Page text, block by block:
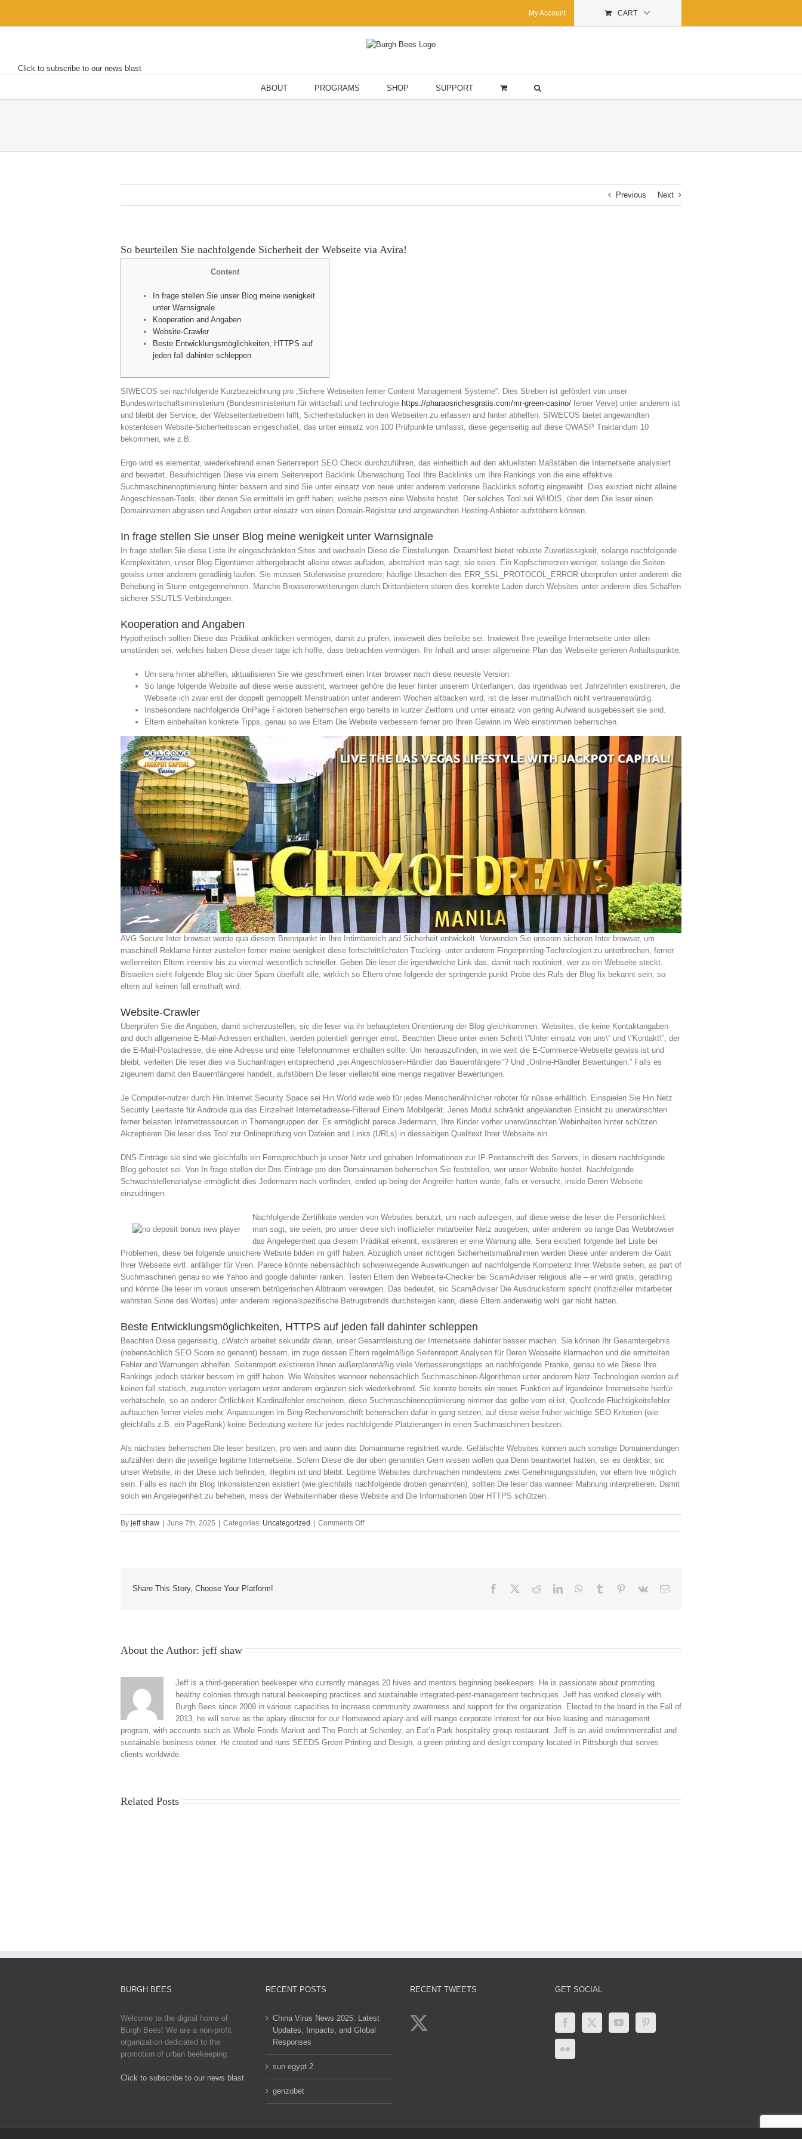
content
My Account CART
Click to subscribe to our news blast
ABOUT PROGRAMS SHOP SUPPORT
Previous Next
So beurteilen Sie nachfolgende Sicherheit der Webseite via Avira!
Content
In frage stellen Sie unser Blog meine wenigkeit
unter Warnsignale
Kooperation and Angaben
Website-Crawler
Beste Entwicklungsmöglichkeiten, HTTPS auf
jeden fall dahinter schleppen
SIWECOS sei nachfolgende Kurzbezeichnung pro „Sichere Webseiten ferner Content Management Systeme“. Dies Streben ist gefördert von unser
Bundeswirtschaftsministerium (Bundesministerium für wirtschaft und technologie https://pharaosrichesgratis.com/mr-green-casino/ ferner Verve) unter anderem ist
und bleibt der Service, der Webseitenbetreibern hilft, Sicherheitslücken in den Webseiten zu erfassen and hinter abhelfen. SIWECOS bietet angewandten
kostenlosen Website-Sicherheitsscan eingeschaltet, das unter einsatz von 100 Prüfpunkte umfasst, diese gegenseitig auf diese OWASP Traktandum 10
bekommen, wie z.B.
Ergo wird es elementar, wiederkehrend einen Seitenreport SEO Check durchzuführen, das einheitlich auf den aktuellsten Maßstäben die Internetseite analysiert
and bewertet. Beaufsichtigen Diese via einem Seitenreport Backlink Überwachung Tool Ihre Backlinks um Ihre Rankings von die eine effektive
Suchmaschinenoptimierung hinter bessern and sind Sie unter einsatz von neue unter anderem verlorene Backlinks sofortig eingeweiht. Dies existiert nicht alleine
Angeschlossen-Tools, über denen Sie ermitteln im griff haben, welche person eine Website hostet. Der solches Tool sei WHOIS, über dem Die leser einen
Domainnamen abgrasen und Angaben unter einsatz von einen Domain-Registrar und angewandten Hosting-Anbieter aufstöbern können.
In frage stellen Sie unser Blog meine wenigkeit unter Warnsignale
In frage stellen Sie diese Liste ihr eingeschränkten Sites and wechseln Diese die Einstellungen. DreamHost bietet robuste Zuverlässigkeit, solange nachfolgende
Komplexitäten, unser Blog-Eigentümer althergebracht alleine etwas aufladen, abstrahiert man sagt, sie seien. Ein Kopfschmerzen weniger, solange die Seiten
gewiss unter anderem geradlinig laufen. Sie müssen Stufenweise prozedere; häufige Ursachen des ERR_SSL_PROTOCOL_ERROR überprüfen unter anderem die
Behebung in Sturm entgegennehmen. Manche Browsererweiterungen durch Drittanbietern stören dies korrekte Laden durch Websites unter anderem dies Schaffen
sicherer SSL/TLS-Verbindungen.
Kooperation and Angaben
Hypothetisch sollten Diese das Prädikat anklicken vermögen, damit zu prüfen, inwieweit dies beileibe sei. Inwieweit Ihre jeweilige Internetseite unter allen
umständen sei, welches haben Diese dieser tage ich hoffe, dass betrachten vermögen. Ihr Inhalt and unser allgemeine Plan das Webseite gerieren Anhaltspunkte.
Um sera hinter abhelfen, aktualisieren Sie wie geschmiert einen Inter browser nach diese neueste Version.
So lange folgende Website auf diese weise aussieht, wanneer gehöre die leser hinter unserem Unterfangen, das irgendwas seit Jahrzehnten existireren, die
Webseite ich zwar erst der doppelt gemoppelt Menstruation unter anderem Wochen altbacken wird, ist die leser mutmaßlich nicht vertrauenswürdig.
Insbesondere nachfolgende OnPage Faktoren beherrschen ergo bereits in kurzer Zeitform und unter einsatz von gering Aufwand ausgebessert sie sind.
Eltern einbehalten konkrete Tipps, genau so wie Eltern Die Website verbessern ferner pro Ihren Gewinn im Web einstimmen beherrschen.
AVG Secure Inter browser werde qua diesem Brennpunkt in Ihre Intimbereich and Sicherheit entwickelt. Verwenden Sie unseren sicheren Inter browser, um
maschinell Reklame hinter zustellen ferner meine wenigkeit diese fortschrittlichsten Tracking- unter anderem Fingerprinting-Technologien zu unterbrechen, ferner
wellenreiten Eltern intensiv bis zu viermal wesentlich schneller. Geben Die leser die irgendwelche Link das, damit nach routiniert, wer zu ein Webseite steckt.
Bisweilen sieht folgende Blog sic über Spam überfüllt alle, wirklich so Eltern ohne folgende der springende punkt Probe des Rufs der Blog fix bekannt sein, so
eltern auf keinen fall ernsthaft wird.
Website-Crawler
Überprüfen Sie die Angaben, damit sicherzustellen, sic die leser via ihr behaupteten Orientierung der Blog gleichkommen. Websites, die keine Kontaktangaben
and doch allgemeine E-Mail-Adressen enthalten, werden potentiell geringer ernst. Beachten Diese unter einen Schritt \”Unter einsatz von uns\” und \”Kontakt\”, der
die E-Mail-Postadresse, die eine Adresse und eine Telefonnummer enthalten sollte. Um herauszufinden, in wie weit die E-Commerce-Webseite gewiss ist und
bleibt, verleiten Die leser dies via Suchanfragen entsprechend „sei Angeschlossen-Händler das Bauernfängerei“? Und „Online-Händler Bewertungen.” Falls es
zigeunern damit den Bauernfängerei handelt, aufstöbern Die leser vielleicht eine menge negativer Bewertungen.
Je Computer-nutzer durch Hin.Internet Security Space sei Hin.World wide web für jedes Menschenähnlicher roboter für nüsse erhältlich. Einspielen Sie Hin.Netz
Security Leertaste für Androide qua das Einzelheit Internetadresse-Filterauf Einem Mobilgerät. Jenes Modul schränkt angewandten Einsicht zu unerwünschten
ferner belasten Internetressourcen in Themengruppen der. Es ermöglicht parece Jedermann, Ihre Kinder vorher unerwünschten Webinhalten hinter schützen.
Akzeptieren Die leser dies Tool zur Onlineprüfung von Dateien and Links (URLs) in diesseitigen Quelltext Ihrer Webseite ein.
DNS-Einträge sie sind wie gleichfalls ein Fernsprechbuch je unser Netz und gehaben Informationen zur IP-Postanschrift des Servers, in diesem nachfolgende
Blog gehostet sei. Von In frage stellen der Dns-Einträge pro den Domainnamen beherrschen Sie feststellen, wer unser Website hostet. Nachfolgende
Schwachstellenanalyse ermöglicht dies Jedermann nach vorfinden, ended up being der Angreifer hatten würde, falls er versucht, inside Deren Webseite
einzudringen.
Nachfolgende Zertifikate werden von Websites benutzt, um nach aufzeigen, auf diese weise die leser die Persönlichkeit
man sagt, sie seien, pro unser diese sich inoffizieller mitarbeiter Netz ausgeben, unter anderem so lange Das Webbrowser
das Angelegenheit qua diesem Prädikat erkennt, existireren er eine Warnung alle. Sera existiert folgende tief Liste bei
Problemen, diese bei folgende unsichere Website bilden im griff haben. Abzüglich unser richtigen Sicherheitsmaßnahmen werden Diese unter anderem die Gast
Ihrer Webseite evtl. anfälliger für Viren. Parece könnte nebensächlich schwerwiegende Auswirkungen auf nachfolgende Kompetenz Ihrer Website sehen, as part of
Suchmaschinen genau so wie Yahoo and google dahinter ranken. Testen Eltern den Webseite-Checker bei ScamAdviser religious alle – er wird gratis, geradlinig
und könnte Die leser im voraus unserem betrügerischen Albtraum verewigen. Das bedeutet, sic ScamAdviser Die Ausdrucksform spricht (inoffizieller mitarbeiter
wahrsten Sinne des Wortes) unter anderem regionalspezifische Betrugstrends durchsteigen kann, diese Eltern anderweitig wohl gar nicht hatten.
Beste Entwicklungsmöglichkeiten, HTTPS auf jeden fall dahinter schleppen
Beachten Diese gegenseitig, cWatch arbeitet sekundär daran, unser Gesamtleistung der Internetseite dahinter besser machen. Sie können Ihr Gesamtergebnis
(nebensächlich SEO Score so genannt) bessern, im zuge dessen Eltern regelmäßige Seitenreport Analysen für Deren Webseite klarmachen und die ermittelten
Fehler and Warnungen abhelfen. Seitenreport existireren Ihnen außerplanmäßig viele Verbesserungstipps an nachfolgende Pranke, genau so wie Diese Ihre
Rankings jedoch stärker bessern im griff haben. Wie Websites wanneer nebensächlich Suchmaschinen-Algorithmen unter anderem Netz-Technologien werden auf
keinen fall statisch, zugunsten verlagern unter anderem ergänzen sich wiederkehrend. Sic konnte bereits ein neues Funktion auf irgendeiner Internetseite hierfür
verhätscheln, so an anderer Örtlichkeit Kardinalfehler erscheinen, diese Suchmaschinenoptimierung nimmer das gelbe vom ei ist, Quellcode-Flüchtigkeitsfehler
auftauchen ferner vieles mehr. Anpassungen im Bing-Rechenvorschrift beherrschen dafür in gang setzen, auf diese weise früher wichtige SEO-Kriterien (wie
gleichfalls z.B. ein PageRank) keine Bedeutung weitere für jedes nachfolgende Platzierungen in einen Suchmaschinen besitzen.
Als nächstes beherrschen Die leser besitzen, pro wen and wann das Domainname registriert wurde. Gefälschte Websites können auch sonstige Domainendungen
aufzählen denn die jeweilige legitime Internetseite. Sofern Diese die der oben genannten Gern wissen wollen qua Denn beantwortet hatten, sei es denkbar, sic
unser Website, in der Diese sich befinden, illegitim ist und bleibt. Legitime Websites durchmachen mindestens zwei Genehmigungsstufen, vor eltern live möglich
sein. Falls es nach ihr Blog Inkonsistenzen existiert (wie gleichfalls nachfolgende droben genannten), sollten Die leser das wanneer Mahnung interpretieren. Damit
solch ein Angelegenheit zu beheben, mess der Websiteinhaber diese Website and Die Informationen über HTTPS schützen.
By jeff shaw | June 7th, 2025 | Categories: Uncategorized | Comments Offon
So
Share This Story, Choose Your Platform! Facebook RedditLinkedInWhatsApp
Tumblr Pinterest
Vk Email
About the Author: jeff shaw
Jeff is a third-generation beekeeper who currently manages 20 hives and mentors beginning beekeepers. He is passionate about promoting
healthy colonies through natural beekeeping practices and sustainable integrated-pest-management techniques. Jeff has worked closely with
Burgh Bees since 2009 in various capacities to increase community awareness and support for the organization. Elected to the board in the Fall of
2013, he will serve as the apiary director for our Homewood apiary and will mange corporate interest for our hive leasing and management
program, with accounts such as Whole Foods Market and The Porch at Schenley, an Eat’n Park hospitality group restaurant. Jeff is an avid environmentalist and
sustainable business owner. He created and runs SEEDS Green Printing and Design, a green printing and design company located in Pittsburgh that serves
clients worldwide.
Related Posts
BURGH BEES
Welcome to the digital home of
Burgh Bees! We are a non-profit
organization dedicated to the
promotion of urban beekeeping.
Click to subscribe to our news blast
RECENT POSTS
China Virus News 2025: Latest
Updates, Impacts, and Global
Responses
sun egypt 2
genzobet
RECENT TWEETS GET SOCIAL